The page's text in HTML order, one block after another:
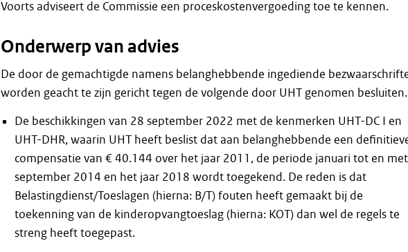
Voorts adviseert de Commissie een proceskostenvergoeding toe te kennen.
Onderwerp van advies
De door de gemachtigde namens belanghebbende ingediende
worden geacht te zijn gericht tegen de volgende door UHT genomen besluiten.
De beschikkingen van 28 september 2022 met de kenmerken UHT-DC I en
UHT-DHR, waarin UHT heeft beslist dat aan belanghebbende een
compensatie van € 40.144 over het jaar 2011, de periode januari tot en met
september 2014 en het jaar 2018 wordt toegekend. De reden is dat
Belastingdienst/Toeslagen (hierna: B/T) fouten heeft gemaakt bij de
toekenning van de kinderopvangtoeslag (hierna: KOT) dan wel de regels te
streng heeft toegepast.